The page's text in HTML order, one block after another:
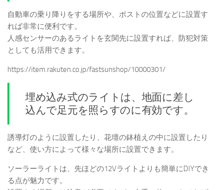
自動車の乗り降りをする場所や、ポストの位置などに設置す
れば非常に便利です。
人感センサーのあるライトを玄関先に設置すれば、防犯対策
としても活用できます。
https://item.rakuten.co.jp/fastsunshop/10000301/
埋め込み式のライトは、地面に差し
込んで足元を照らすのに有効です。
誘導灯のように設置したり、花壇の鉢植えの中に設置したり
など、使い方によって様々な場所に設置できます。
ソーラーライトは、先ほどの12Vライトよりも簡単にDIYでき
る点が魅力です。